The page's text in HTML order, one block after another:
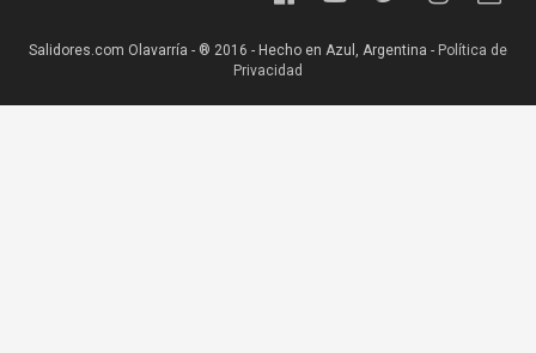
Salidores.com Olavarría - ® 2016 - Hecho en Azul, Argentina - Política de
Privacidad